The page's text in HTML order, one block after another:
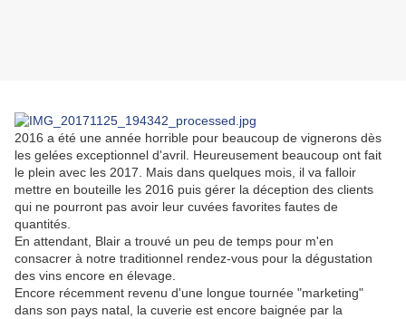
2016 a été une année horrible pour beaucoup de vignerons dès
les gelées exceptionnel d'avril. Heureusement beaucoup ont fait
le plein avec les 2017. Mais dans quelques mois, il va falloir
mettre en bouteille les 2016 puis gérer la déception des clients
qui ne pourront pas avoir leur cuvées favorites fautes de
quantités.
En attendant, Blair a trouvé un peu de temps pour m'en
consacrer à notre traditionnel rendez-vous pour la dégustation
des vins encore en élevage.
Encore récemment revenu d'une longue tournée "marketing"
dans son pays natal, la cuverie est encore baignée par la